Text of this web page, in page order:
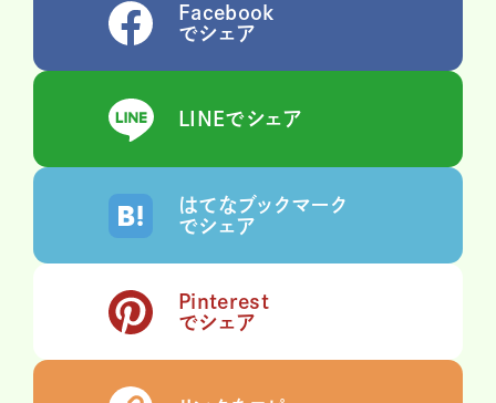
Facebook
でシェア
LINEでシェア
はてなブックマーク
でシェア
Pinterest
でシェア